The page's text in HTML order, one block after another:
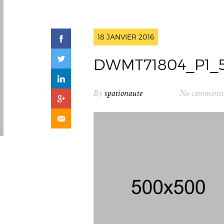
18 JANVIER 2016
By spationaute No comments